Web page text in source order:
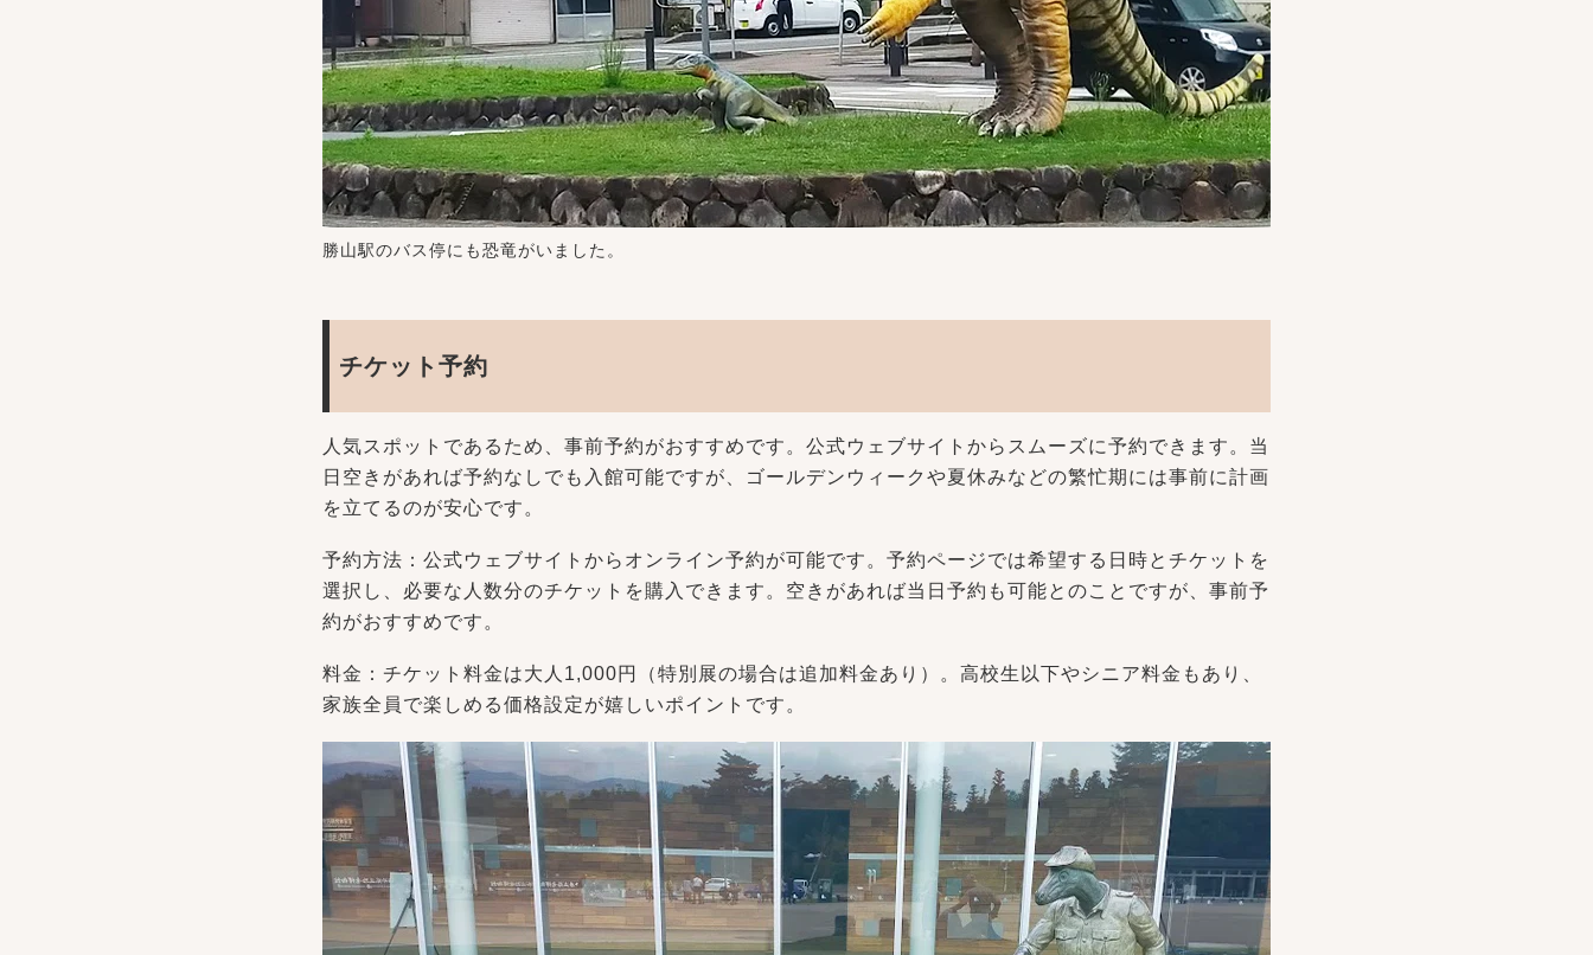
勝山駅のバス停にも恐竜がいました。
チケット予約
人気スポットであるため、事前予約がおすすめです。公式ウェブサイトからスムーズに予約できます。当
日空きがあれば予約なしでも入館可能ですが、ゴールデンウィークや夏休みなどの繁忙期には事前に計画
を立てるのが安心です。
予約方法：公式ウェブサイトからオンライン予約が可能です。予約ページでは希望する日時とチケットを
選択し、必要な人数分のチケットを購入できます。空きがあれば当日予約も可能とのことですが、事前予
約がおすすめです。
料金：チケット料金は大人1,000円（特別展の場合は追加料金あり）。高校生以下やシニア料金もあり、
家族全員で楽しめる価格設定が嬉しいポイントです。